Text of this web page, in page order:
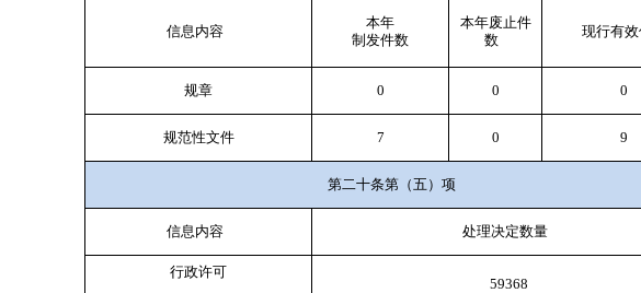
信息内容
本年
制发件数
本年废止件
数
现行有
规章 0 0 0
规范性文件 7 0 9
第二十条第（五）项
信息内容 处理决定数量
行政许可
59368